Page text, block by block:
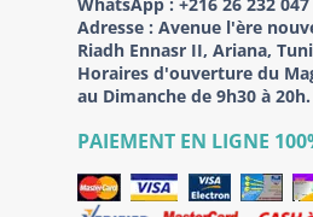
WhatsApp : +216 26 232 047
Adresse : Avenue l'ère
Riadh Ennasr II, Ariana,
Horaires d'ouverture du
au Dimanche de 9h30 à 20h.
PAIEMENT EN LIGNE